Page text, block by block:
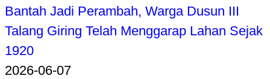
Bantah Jadi Perambah, Warga Dusun III
Talang Giring Telah Menggarap Lahan Sejak
1920
2026-06-07